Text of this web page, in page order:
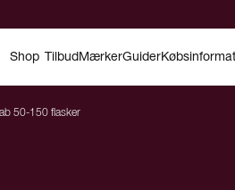
Shop TilbudMærkerGuider
50-150 flasker